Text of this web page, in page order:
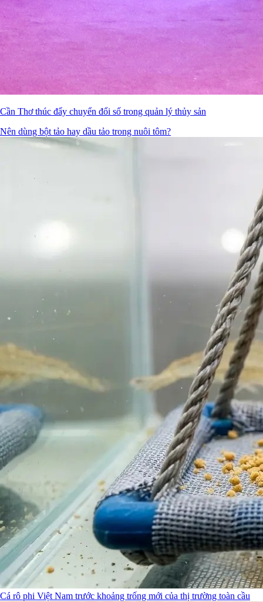
Cần Thơ thúc đẩy chuyển đổi số trong quản lý thủy sản
Nên dùng bột tảo hay dầu tảo trong nuôi tôm?
Cá rô phi Việt Nam trước khoảng trống mới của thị trường toàn cầu